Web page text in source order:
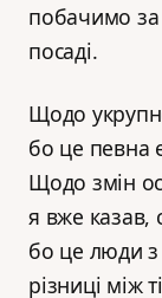
побачимо
посаді.
Щодо
бо це певна
Щодо змін
я вже казав,
бо це люди з
різниці між